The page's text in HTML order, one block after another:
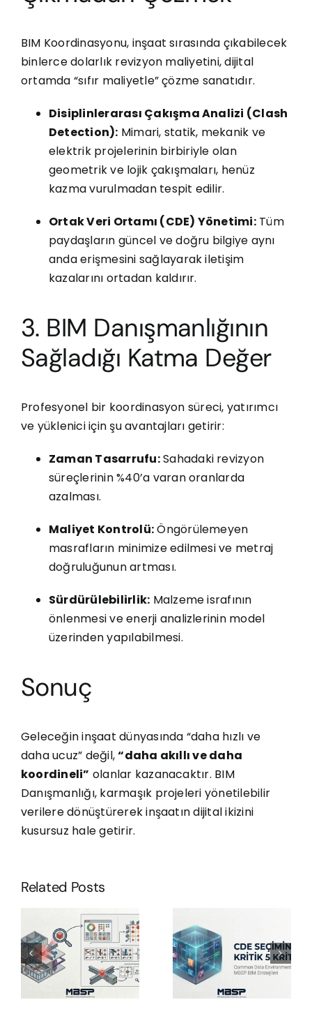
BIM Koordinasyonu, inşaat sırasında çıkabilecek
binlerce dolarlık revizyon maliyetini, dijital
ortamda “sıfır maliyetle” çözme sanatıdır.
Disiplinlerarası Çakışma Analizi (Clash
Detection): Mimari, statik, mekanik ve
elektrik projelerinin birbiriyle olan
geometrik ve lojik çakışmaları, henüz
kazma vurulmadan tespit edilir.
Ortak Veri Ortamı (CDE) Yönetimi:Tüm
paydaşların güncel ve doğru bilgiye aynı
anda erişmesini sağlayarak iletişim
kazalarını ortadan kaldırır.
3. BIM Danışmanlığının
Sağladığı Katma Değer
Profesyonel bir koordinasyon süreci, yatırımcı
ve yüklenici için şu avantajları getirir:
Zaman Tasarrufu:Sahadaki revizyon
süreçlerinin %40’a varan oranlarda
azalması.
Maliyet Kontrolü:Öngörülemeyen
masrafların minimize edilmesi ve metraj
doğruluğunun artması.
Sürdürülebilirlik: Malzeme israfının
önlenmesi ve enerji analizlerinin model
üzerinden yapılabilmesi.
Sonuç
Geleceğin inşaat dünyasında “daha hızlı ve
daha ucuz” değil,“daha akıllı ve daha
koordineli” olanlar kazanacaktır. BIM
Danışmanlığı, karmaşık projeleri yönetilebilir
verilere dönüştürerek inşaatın dijital ikizini
kusursuz hale getirir.
Related Posts
Clash
(Çakışma
Analizi)
Raporu Nasıl
Okunur?
Adım Adım
(CDE)
Seçerken
Dikkat
Edilmesi